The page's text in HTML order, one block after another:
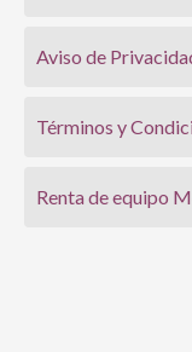
Aviso de
Términos y
Renta de equipo